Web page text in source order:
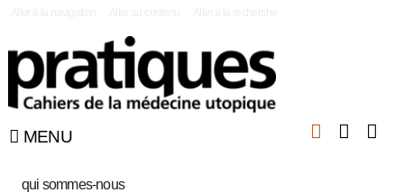
MENU
qui sommes-nous